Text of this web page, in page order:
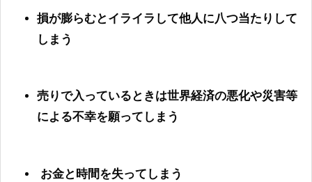
損が膨らむとイライラして他人に八つ当たりして
しまう
売りで入っているときは世界経済の悪化や災害等
による不幸を願ってしまう
お金と時間を失ってしまう